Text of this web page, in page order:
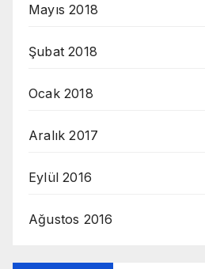
Mayıs 2018
Şubat 2018
Ocak 2018
Aralık 2017
Eylül 2016
Ağustos 2016